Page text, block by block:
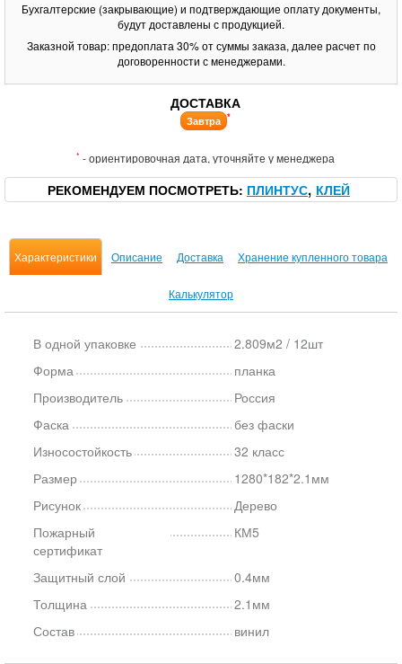
Бухгалтерские (закрывающие) и подтверждающие оплату документы,
будут доставлены с продукцией.
Заказной товар: предоплата 30% от суммы заказа, далее расчет по
договоренности с менеджерами.
ДОСТАВКА
Завтра *
* - ориентировочная дата, уточняйте у менеджера
РЕКОМЕНДУЕМ ПОСМОТРЕТЬ ПЛИНТУС КЛЕЙ
Характеристики Описание Доставка Хранение купленного товара
Калькулятор
В одной упаковке
2.809м2 / 12шт
Форма
планка
Производитель
Россия
Фаска
без фаски
Износостойкость
32 класс
Размер
1280*182*2.1мм
Рисунок
Дерево
Пожарный
сертификат
КМ5
Защитный слой
0.4мм
Толщина
2.1мм
Состав
винил